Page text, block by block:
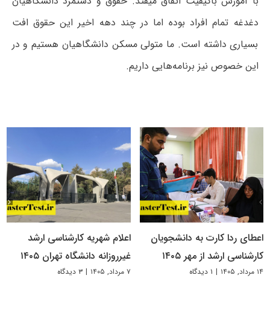
دغدغه تمام افراد بوده اما در چند دهه اخیر این حقوق افت
بسیاری داشته است. ما متولی مسکن دانشگاهیان هستیم و در
این خصوص نیز برنامه‌هایی داریم.
اعطای ردا کارت به دانشجویان
کارشناسی ارشد از مهر ۱۴۰۵
۱۴ مرداد, ۱۴۰۵ | ۱ دیدگاه
اعلام شهریه کارشناسی ارشد
غیرروزانه دانشگاه تهران ۱۴۰۵
۷ مرداد, ۱۴۰۵ | ۳ دیدگاه